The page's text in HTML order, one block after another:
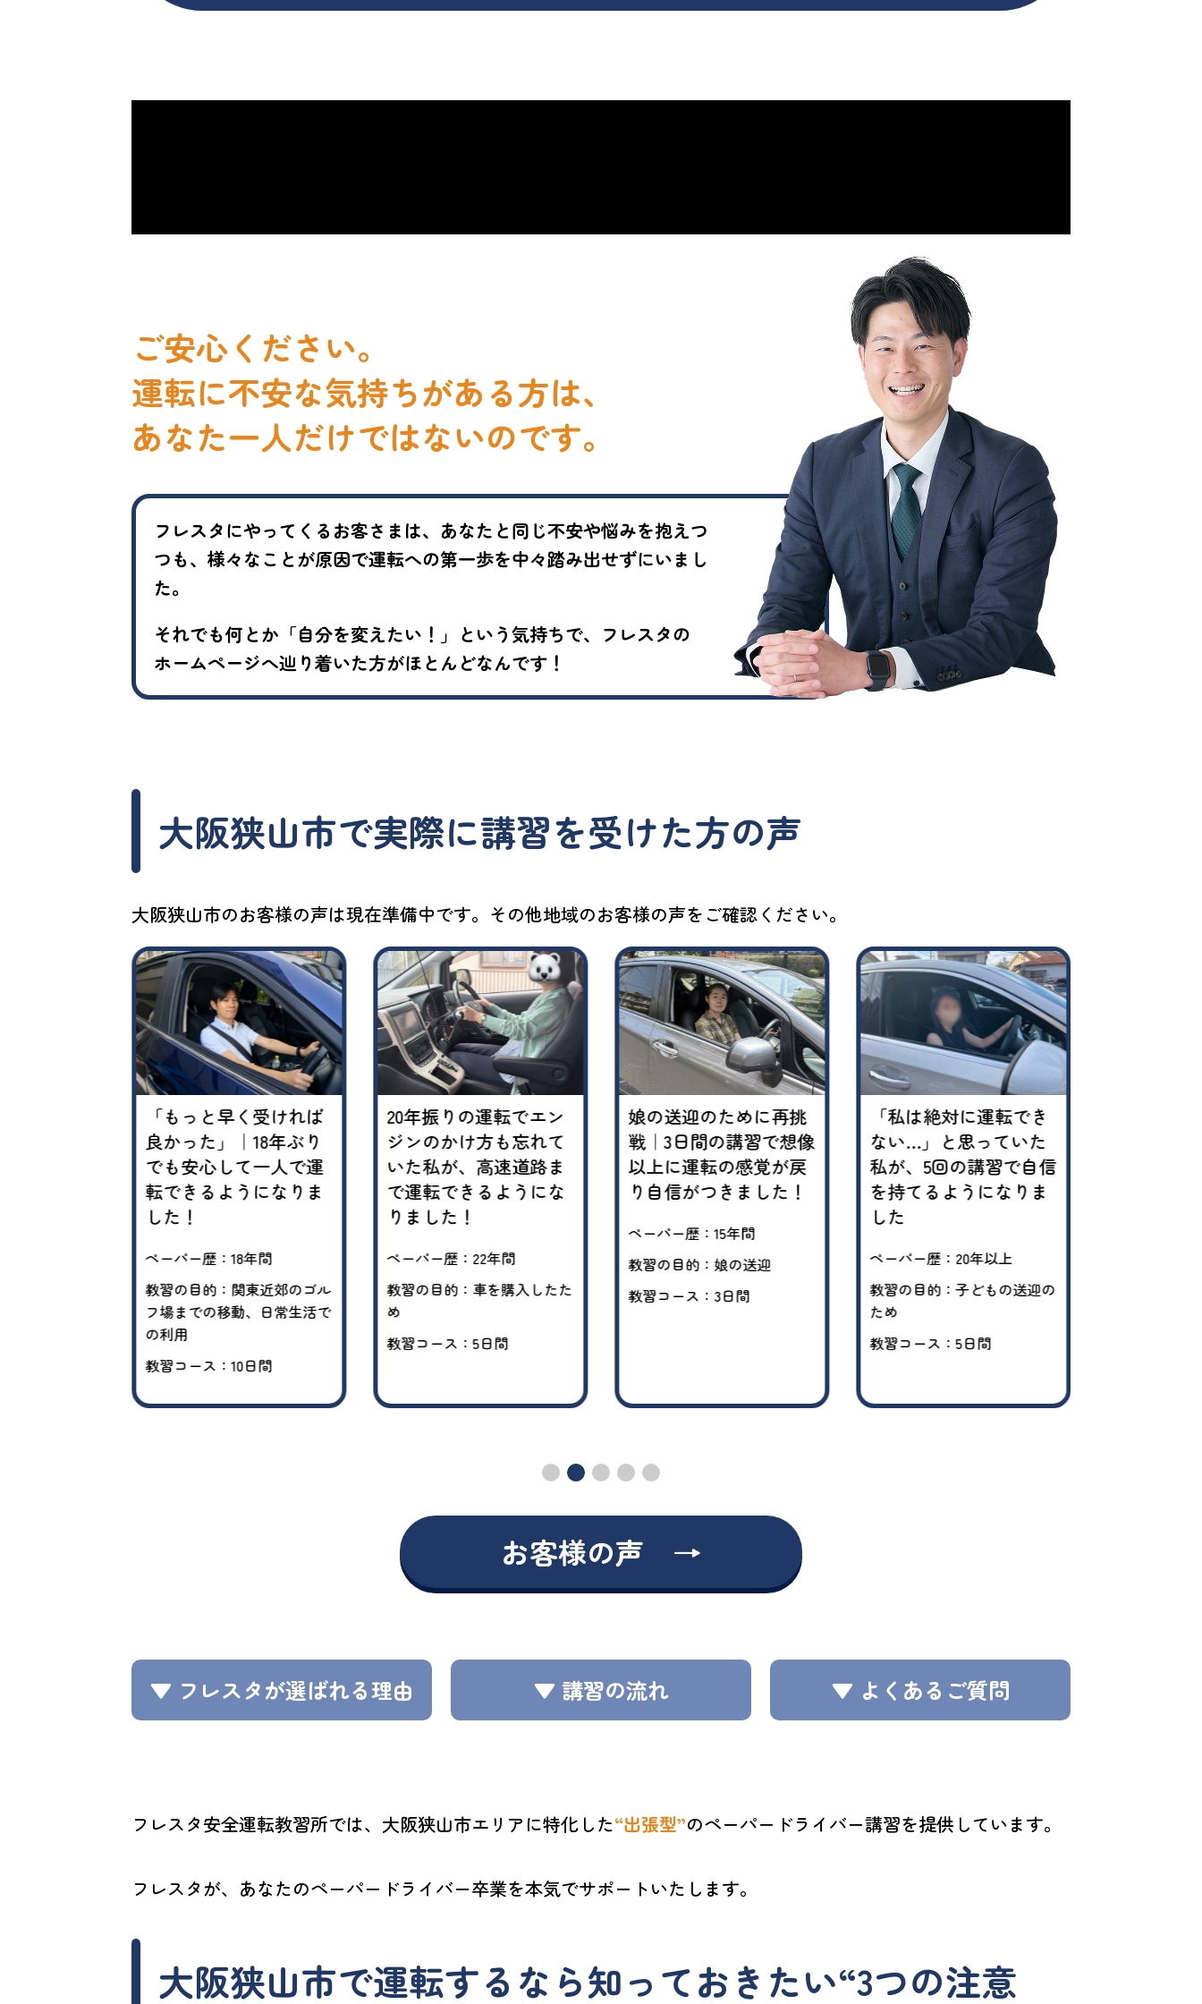
ご安心ください。
運転に不安な気持ちがある方は、
あなた一人だけではないのです。
フレスタにやってくるお客さまは、あなたと同じ不安や悩みを抱えつ
つも、様々なことが原因で運転への第一歩を中々踏み出せずにいまし
た。
それでも何とか「自分を変えたい！」という気持ちで、フレスタの
ホームページへ辿り着いた方がほとんどなんです！
大阪狭山市で実際に講習を受けた方の声
大阪狭山市のお客様の声は現在準備中です。その他地域のお客様の声をご確認ください。
「もっと早く受ければ
良かった」｜18年ぶり
でも安心して一人で運
転できるようになりま
した！
ペーパー歴：18年間
教習の目的：関東近郊のゴル
フ場までの移動、日常生活で
の利用
教習コース：10日間
20年振りの運転でエン
ジンのかけ方も忘れて
いた私が、高速道路ま
で運転できるようにな
りました！
ペーパー歴：22年間
教習の目的：車を購入したた
め
教習コース：5日間
娘の送迎のために再挑
戦｜3日間の講習で想像
以上に運転の感覚が戻
り自信がつきました！
ペーパー歴：15年間
教習の目的：娘の送迎
教習コース：3日間
「私は絶対に運転でき
ない…」と思っていた
私が、5回の講習で自信
を持てるようになりま
した
ペーパー歴：20年以上
教習の目的：子どもの送迎の
ため
教習コース：5日間
お客様の声 →
▼ フレスタが選ばれる理由 ▼ 講習の流れ ▼ よくあるご質問
フレスタ安全運転教習所では、大阪狭山市エリアに特化した“出張型”のペーパードライバー講習を提供しています。
フレスタが、あなたのペーパードライバー卒業を本気でサポートいたします。
大阪狭山市で運転するなら知っておきたい“3つの注意